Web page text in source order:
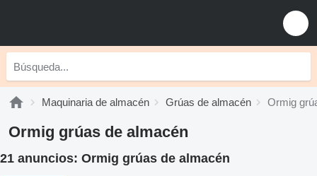
Maquinaria de almacén Grúas de almacén Ormig
Ormig grúas de almacén
21 anuncios: Ormig grúas de almacén